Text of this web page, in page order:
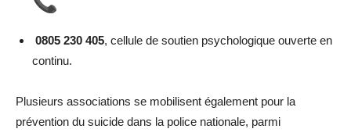
0805 230 405, cellule de soutien psychologique ouverte en
continu.
Plusieurs associations se mobilisent également pour la
prévention du suicide dans la police nationale, parmi